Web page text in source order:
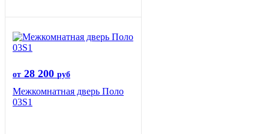
от 28 200 руб
Межкомнатная дверь Поло
03S1